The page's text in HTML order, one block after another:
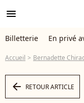
menu
Billetterie En privé
Accueil Bernadette Chirac
arrow_left RETOUR ARTICLE